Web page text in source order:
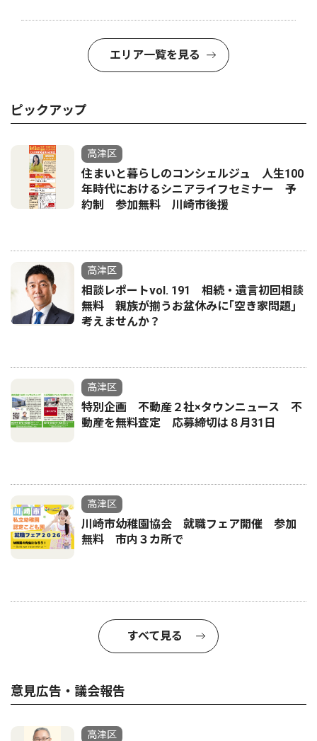
エリア一覧を見る
ピックアップ
高津区
住まいと暮らしのコンシェルジュ 人生100
年時代におけるシニアライフセミナー 予
約制 参加無料 川崎市後援
高津区
相談レポートvol. 191 相続・遺言初回相談
無料 親族が揃うお盆休みに｢空き家問題｣
考えませんか？
高津区
特別企画 不動産２社×タウンニュース 不
動産を無料査定 応募締切は８月31日
高津区
川崎市幼稚園協会 就職フェア開催 参加
無料 市内３カ所で
すべて見る
意見広告・議会報告
高津区